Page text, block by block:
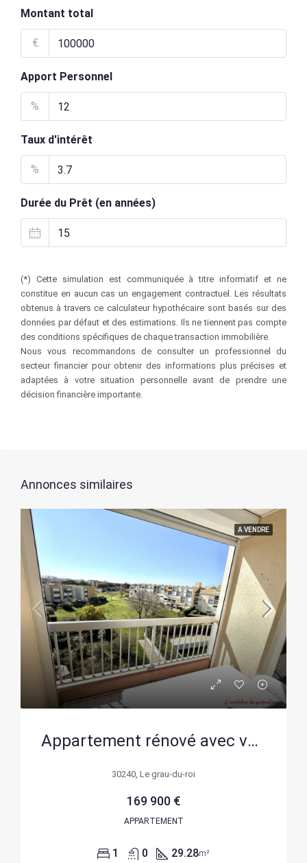
Montant total
€
Apport Personnel
%
Taux d'intérêt
%
Durée du Prêt (en années)
(*) Cette simulation est communiquée à titre informatif et ne
constitue en aucun cas un engagement contractuel. Les résultats
obtenus à travers ce calculateur hypothécaire sont basés sur des
données par défaut et des estimations. Ils ne tiennent pas compte
des conditions spécifiques de chaque transaction immobilière.
Nous vous recommandons de consulter un professionnel du
secteur financier pour obtenir des informations plus précises et
adaptées à votre situation personnelle avant de prendre une
décision financière importante.
Annonces similaires
A VENDRE
Appartement rénové avec vue dégagée et balcon à Le Grau-du-Roi
30240, Le grau-du-roi
169 900 €
APPARTEMENT
1 0 29.28m²